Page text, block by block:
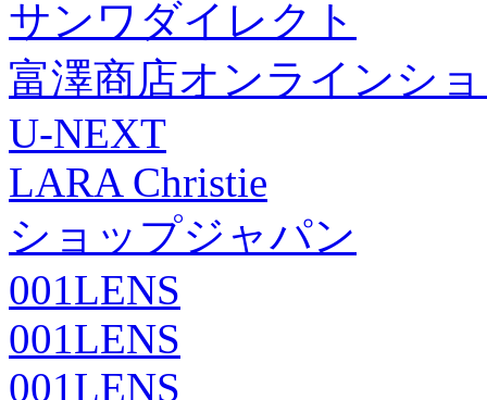
サンワダイレクト
富澤商店オンラインシ
U-NEXT
LARA Christie
ショップジャパン
001LENS
001LENS
001LENS